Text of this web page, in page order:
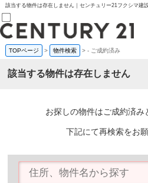
該当する物件は存在しません｜センチュリー21フクシマ建
売買部
0120-800-844
賃貸部
会員メニュー
物件を探す
購入TOP
TOPページ > 物件検索 >- ご成約済み
該当する物件は存在しません
お探しの物件はご成約済み
下記にて再検索をお